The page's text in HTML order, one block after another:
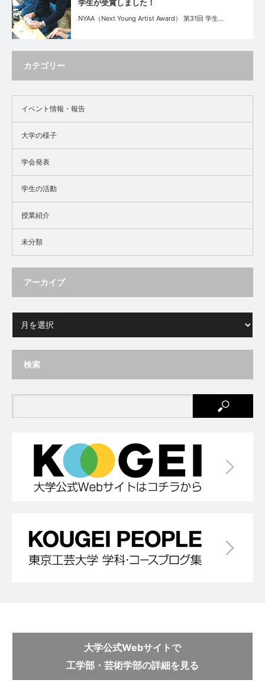
学生が受賞しました！
NYAA（Next Young Artist Award） 第31回 学生…
カテゴリー
イベント情報・報告
大学の様子
学会発表
学生の活動
授業紹介
未分類
アーカイブ
検索
大学公式Webサイトで
工学部・芸術学部の詳細を見る